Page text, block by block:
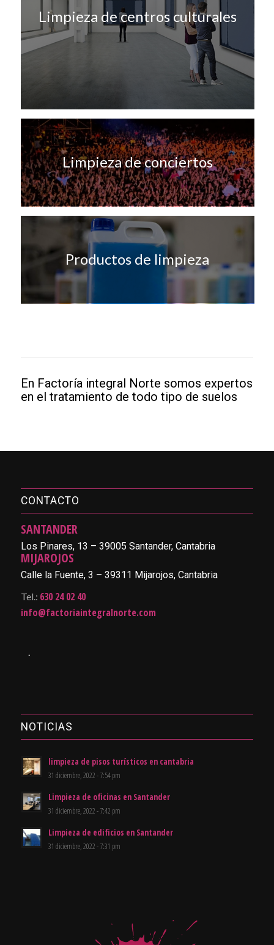
Limpieza de centros culturales
Limpieza de conciertos
Productos de limpieza
En Factoría integral Norte somos expertos
en el tratamiento de todo tipo de suelos
CONTACTO
SANTANDER
Los Pinares, 13 – 39005 Santander, Cantabria
MIJAROJOS
Calle la Fuente, 3 – 39311 Mijarojos, Cantabria
Tel.: 630 24 02 40
info@factoriaintegralnorte.com
NOTICIAS
limpieza de pisos turísticos en cantabria
31 diciembre, 2022 - 7:54 pm
Limpieza de oficinas en Santander
31 diciembre, 2022 - 7:42 pm
Limpieza de edificios en Santander
31 diciembre, 2022 - 7:31 pm